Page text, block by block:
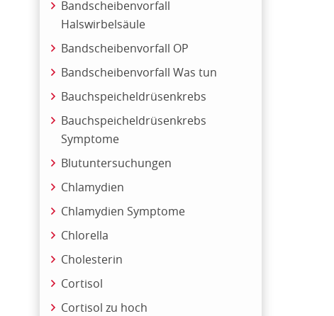
Bandscheibenvorfall
Halswirbelsäule
Bandscheibenvorfall OP
Bandscheibenvorfall Was tun
Bauchspeicheldrüsenkrebs
Bauchspeicheldrüsenkrebs
Symptome
Blutuntersuchungen
Chlamydien
Chlamydien Symptome
Chlorella
Cholesterin
Cortisol
Cortisol zu hoch